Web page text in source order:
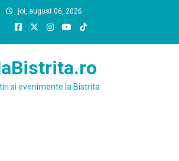
joi, august 06, 2026
si evenimente la Bistrita